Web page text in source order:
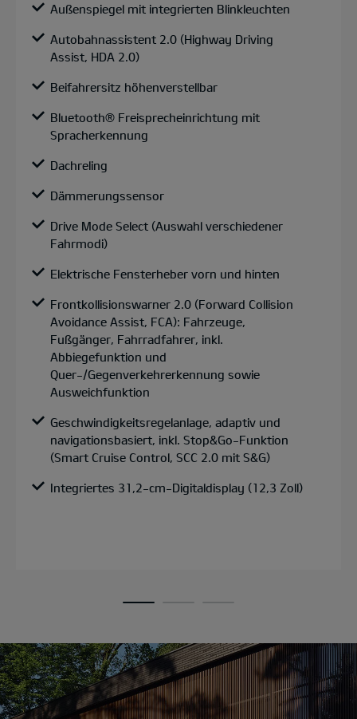
Außenspiegel mit integrierten Blinkleuchten
Autobahnassistent 2.0 (Highway Driving
Assist, HDA 2.0)
Beifahrersitz höhenverstellbar
Bluetooth® Freisprecheinrichtung mit
Spracherkennung
Dachreling
Dämmerungssensor
Drive Mode Select (Auswahl verschiedener
Fahrmodi)
Elektrische Fensterheber vorn und hinten
Frontkollisionswarner 2.0 (Forward Collision
Avoidance Assist, FCA): Fahrzeuge,
Fußgänger, Fahrradfahrer, inkl.
Abbiegefunktion und
Quer-/Gegenverkehrerkennung sowie
Ausweichfunktion
Geschwindigkeitsregelanlage, adaptiv und
navigationsbasiert, inkl. Stop&Go-Funktion
(Smart Cruise Control, SCC 2.0 mit S&G)
Integriertes 31,2-cm-Digitaldisplay (12,3 Zoll)